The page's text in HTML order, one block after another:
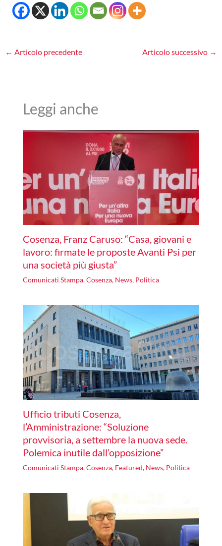
← Articolo precedente Articolo successivo →
Leggi anche
Cosenza, Franz Caruso: “Casa, giovani e
lavoro: firmate le proposte Avanti Psi per
una società più giusta”
Comunicati Stampa,Cosenza, News, Politica
Ufficio tributi Cosenza,
l’Amministrazione: “Soluzione
provvisoria, a settembre la nuova sede.
Polemica inutile dall’opposizione”
Comunicati Stampa,Cosenza, Featured, News, Politica